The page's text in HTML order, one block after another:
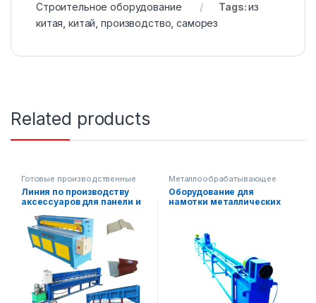
Строительное оборудование
Tags:из
китая ,китай ,производство ,саморез
Related products
Готовые производственные
линии
Металлообрабатывающее
оборудование ,Строительное
оборудование
Линия по производству
аксессуаров для панели и
Металлообрабатывающее
оборудование
Оборудование для
намотки металлических